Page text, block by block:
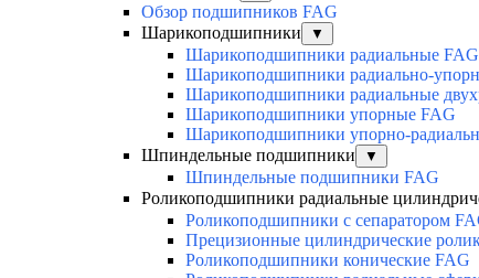
Обзор подшипников FAG
Шарикоподшипники
▼
Шарикоподшипники радиальные FAG
Шарикоподшипники радиально-
Шарикоподшипники радиальные
Шарикоподшипники упорные FAG
Шарикоподшипники упорно-
Шпиндельные подшипники
▼
Шпиндельные подшипники FAG
Роликоподшипники радиальные
Роликоподшипники с сепаратором
Прецизионные цилиндрические
Роликоподшипники конические FAG